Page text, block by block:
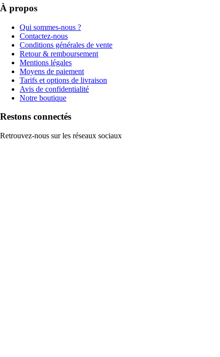
À propos
Qui sommes-nous ?
Contactez-nous
Conditions générales de vente
Retour & remboursement
Mentions légales
Moyens de paiement
Tarifs et options de livraison
Avis de confidentialité
Notre boutique
Restons connectés
Retrouvez-nous sur les réseaux sociaux